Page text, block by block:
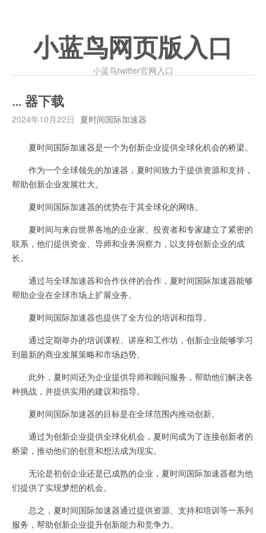
小蓝鸟网页版入口
小蓝鸟twitter官网入口
… 器下载
2024年10月22日 夏时间国际加速器
夏时间国际加速器是一个为创新企业提供全球化机会的桥梁。
作为一个全球领先的加速器，夏时间致力于提供资源和支持，
帮助创新企业发展壮大。
夏时间国际加速器的优势在于其全球化的网络。
夏时间与来自世界各地的企业家、投资者和专家建立了紧密的
联系，他们提供资金、导师和业务洞察力，以支持创新企业的成
长。
通过与全球加速器和合作伙伴的合作，夏时间国际加速器能够
帮助企业在全球市场上扩展业务。
夏时间国际加速器也提供了全方位的培训和指导。
通过定期举办的培训课程、讲座和工作坊，创新企业能够学习
到最新的商业发展策略和市场趋势。
此外，夏时间还为企业提供导师和顾问服务，帮助他们解决各
种挑战，并提供实用的建议和指导。
夏时间国际加速器的目标是在全球范围内推动创新。
通过为创新企业提供全球化机会，夏时间成为了连接创新者的
桥梁，推动他们的创意和想法成为现实。
无论是初创企业还是已成熟的企业，夏时间国际加速器都为他
们提供了实现梦想的机会。
总之，夏时间国际加速器通过提供资源、支持和培训等一系列
服务，帮助创新企业提升创新能力和竞争力。